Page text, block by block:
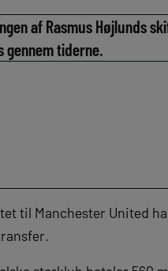
af Rasmus Højlunds
gennem tiderne.
til Manchester United